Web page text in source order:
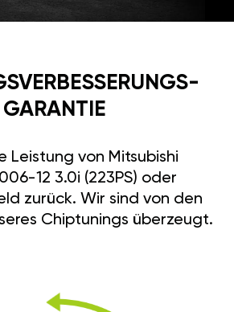
GARANTIE
Leistung von Mitsubishi
12 3.0i (223PS) oder
zurück. Wir sind von den
Chiptunings überzeugt.